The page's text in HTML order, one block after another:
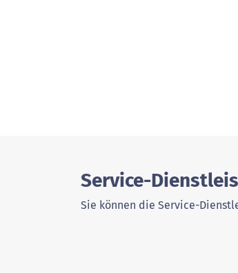
Service-
Sie können die Service-